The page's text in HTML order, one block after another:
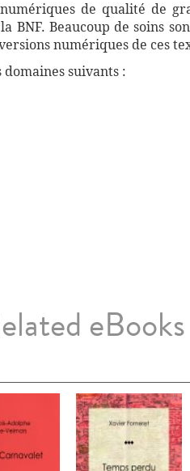
de qualité de
BNF. Beaucoup de soins
numériques de ces
domaines suivants :
eBooks